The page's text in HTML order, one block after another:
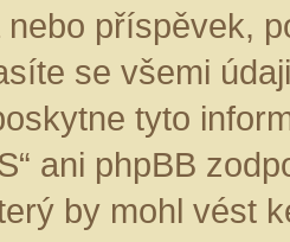
nebo příspěvek,
se všemi
tyto
ani phpBB
by mohl vést